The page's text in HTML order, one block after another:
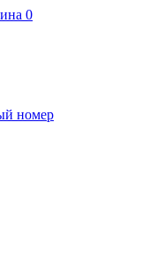
0
номер